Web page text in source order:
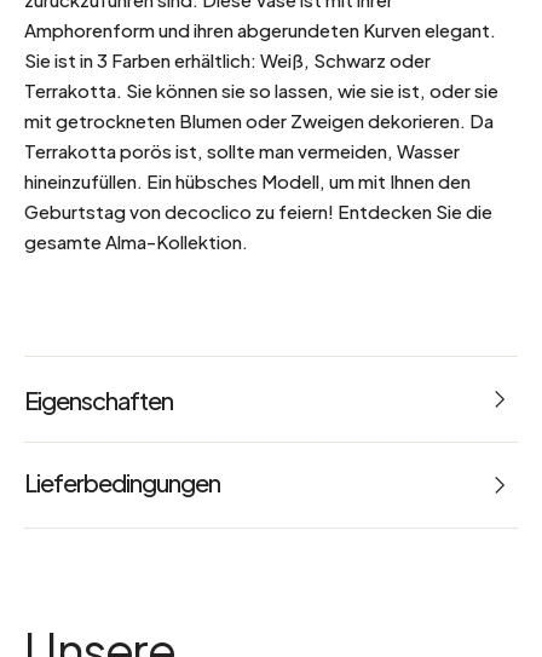
Amphorenform und ihren abgerundeten Kurven elegant.
Sie ist in 3 Farben erhältlich: Weiß, Schwarz oder
Terrakotta. Sie können sie so lassen, wie sie ist, oder sie
mit getrockneten Blumen oder Zweigen dekorieren. Da
Terrakotta porös ist, sollte man vermeiden, Wasser
hineinzufüllen. Ein hübsches Modell, um mit Ihnen den
Geburtstag von decoclico zu feiern! Entdecken Sie die
gesamte Alma-Kollektion.
Eigenschaften
Gewicht: 7.8 kg
Paketmaße
Lieferbedingungen